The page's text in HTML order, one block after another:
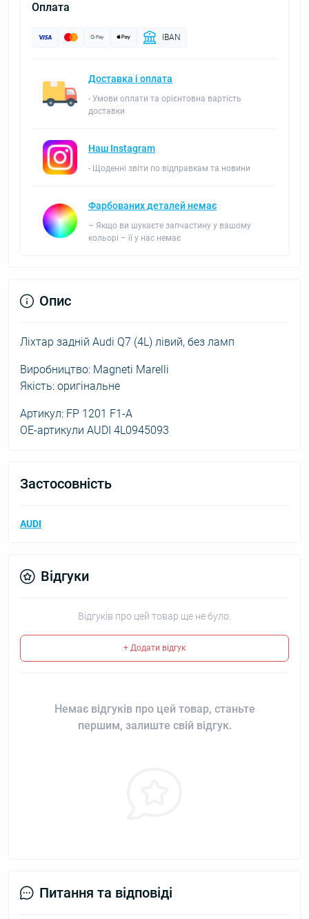
Оплата
IBAN
Доставка і оплата
- Умови оплати та орієнтовна вартість
доставки
Наш Instagram
- Щоденні звіти по відправкам та новини
Фарбованих деталей немає
– Якщо ви шукаєте запчастину у вашому
кольорі – її у нас немає
Опис
Ліхтар задній Audi Q7 (4L) лівий, без ламп
Виробництво: Magneti Marelli
Якість: оригінальне
Артикул: FP 1201 F1-A
OE-артикули AUDI 4L0945093
Застосовність
AUDI
Відгуки
Відгуків про цей товар ще не було.
+ Додати відгук
Немає відгуків про цей товар, станьте
першим, залиште свій відгук.
Питання та відповіді